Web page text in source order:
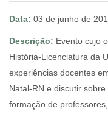
Data: 03 de junho de
Descrição: Evento cujo
História-Licenciatura da
experiências docentes
Natal-RN e discutir
formação de